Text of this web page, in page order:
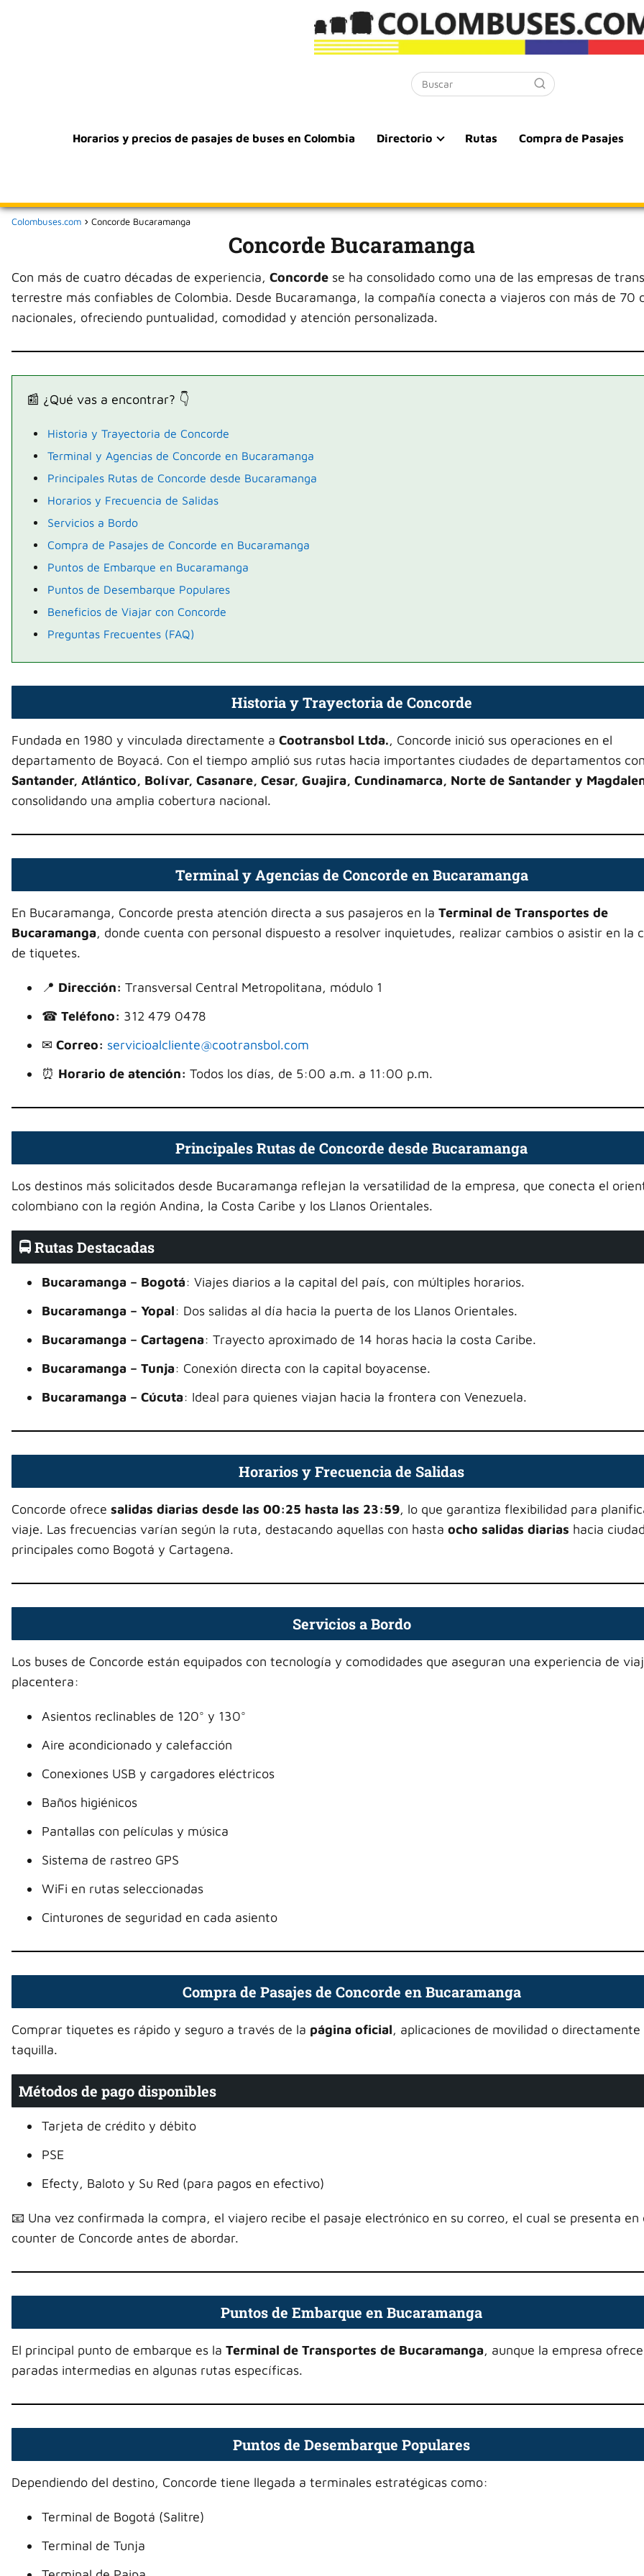
Horarios y precios de pasajes de buses en Colombia Directorio Rutas Compra de Pasajes
Colombuses.com Concorde Bucaramanga
Concorde Bucaramanga
Con más de cuatro décadas de experiencia, Concorde se ha consolidado como una de las empresas de
terrestre más confiables de Colombia. Desde Bucaramanga, la compañía conecta a viajeros con más de 70
nacionales, ofreciendo puntualidad, comodidad y atención personalizada.
📰 ¿Qué vas a encontrar? 👇
Historia y Trayectoria de Concorde
Terminal y Agencias de Concorde en Bucaramanga
Principales Rutas de Concorde desde Bucaramanga
Horarios y Frecuencia de Salidas
Servicios a Bordo
Compra de Pasajes de Concorde en Bucaramanga
Puntos de Embarque en Bucaramanga
Puntos de Desembarque Populares
Beneficios de Viajar con Concorde
Preguntas Frecuentes (FAQ)
Historia y Trayectoria de Concorde
Fundada en 1980 y vinculada directamente a Cootransbol Ltda., Concorde inició sus operaciones en el
departamento de Boyacá. Con el tiempo amplió sus rutas hacia importantes ciudades de departamentos
Santander, Atlántico, Bolívar, Casanare, Cesar, Guajira, Cundinamarca, Norte de Santander y
consolidando una amplia cobertura nacional.
Terminal y Agencias de Concorde en Bucaramanga
En Bucaramanga, Concorde presta atención directa a sus pasajeros en la Terminal de Transportes de
Bucaramanga, donde cuenta con personal dispuesto a resolver inquietudes, realizar cambios o asistir en la
de tiquetes.
📍 Dirección: Transversal Central Metropolitana, módulo 1
☎ Teléfono: 312 479 0478
✉ Correo: servicioalcliente@cootransbol.com
⏰ Horario de atención: Todos los días, de 5:00 a.m. a 11:00 p.m.
Principales Rutas de Concorde desde Bucaramanga
Los destinos más solicitados desde Bucaramanga reflejan la versatilidad de la empresa, que conecta el
colombiano con la región Andina, la Costa Caribe y los Llanos Orientales.
🚍 Rutas Destacadas
Bucaramanga – Bogotá: Viajes diarios a la capital del país, con múltiples horarios.
Bucaramanga – Yopal: Dos salidas al día hacia la puerta de los Llanos Orientales.
Bucaramanga – Cartagena: Trayecto aproximado de 14 horas hacia la costa Caribe.
Bucaramanga – Tunja: Conexión directa con la capital boyacense.
Bucaramanga – Cúcuta: Ideal para quienes viajan hacia la frontera con Venezuela.
Horarios y Frecuencia de Salidas
Concorde ofrece salidas diarias desde las 00:25 hasta las 23:59, lo que garantiza flexibilidad para
viaje. Las frecuencias varían según la ruta, destacando aquellas con hasta ocho salidas diarias hacia
principales como Bogotá y Cartagena.
Servicios a Bordo
Los buses de Concorde están equipados con tecnología y comodidades que aseguran una experiencia de
placentera:
Asientos reclinables de 120° y 130°
Aire acondicionado y calefacción
Conexiones USB y cargadores eléctricos
Baños higiénicos
Pantallas con películas y música
Sistema de rastreo GPS
WiFi en rutas seleccionadas
Cinturones de seguridad en cada asiento
Compra de Pasajes de Concorde en Bucaramanga
Comprar tiquetes es rápido y seguro a través de la página oficial, aplicaciones de movilidad o directamente
taquilla.
Métodos de pago disponibles
Tarjeta de crédito y débito
PSE
Efecty, Baloto y Su Red (para pagos en efectivo)
📧 Una vez confirmada la compra, el viajero recibe el pasaje electrónico en su correo, el cual se presenta en
counter de Concorde antes de abordar.
Puntos de Embarque en Bucaramanga
El principal punto de embarque es la Terminal de Transportes de Bucaramanga, aunque la empresa ofrece
paradas intermedias en algunas rutas específicas.
Puntos de Desembarque Populares
Dependiendo del destino, Concorde tiene llegada a terminales estratégicas como:
Terminal de Bogotá (Salitre)
Terminal de Tunja